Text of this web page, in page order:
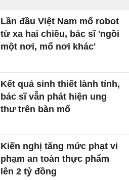
Lần đầu Việt Nam mổ robot
từ xa hai chiều, bác sĩ 'ngồi
một nơi, mổ nơi khác'
Kết quả sinh thiết lành tính,
bác sĩ vẫn phát hiện ung
thư trên bàn mổ
Kiến nghị tăng mức phạt vi
phạm an toàn thực phẩm
lên 2 tỷ đồng